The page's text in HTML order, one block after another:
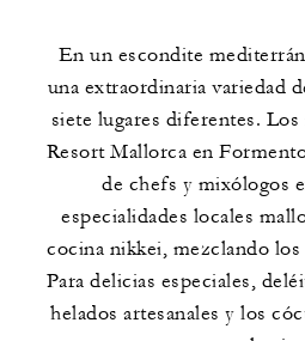
SERVICIOS DE
BEBIDAS
En un escondite
una extraordinaria variedad
siete lugares diferentes.
Resort Mallorca en
de chefs y mixólogos
especialidades locales
cocina nikkei, mezclando los
Para delicias especiales,
helados artesanales y los